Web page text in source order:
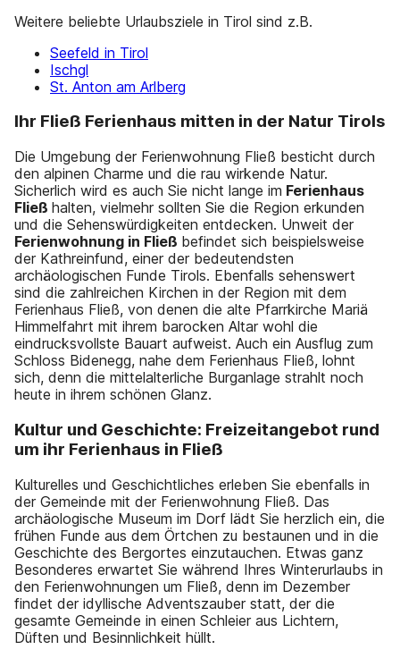
Weitere beliebte Urlaubsziele in Tirol sind z.B.
Seefeld in Tirol
Ischgl
St. Anton am Arlberg
Ihr Fließ Ferienhaus mitten in der Natur Tirols
Die Umgebung der Ferienwohnung Fließ besticht durch
den alpinen Charme und die rau wirkende Natur.
Sicherlich wird es auch Sie nicht lange im Ferienhaus
Fließ halten, vielmehr sollten Sie die Region erkunden
und die Sehenswürdigkeiten entdecken. Unweit der
Ferienwohnung in Fließ befindet sich beispielsweise
der Kathreinfund, einer der bedeutendsten
archäologischen Funde Tirols. Ebenfalls sehenswert
sind die zahlreichen Kirchen in der Region mit dem
Ferienhaus Fließ, von denen die alte Pfarrkirche Mariä
Himmelfahrt mit ihrem barocken Altar wohl die
eindrucksvollste Bauart aufweist. Auch ein Ausflug zum
Schloss Bidenegg, nahe dem Ferienhaus Fließ, lohnt
sich, denn die mittelalterliche Burganlage strahlt noch
heute in ihrem schönen Glanz.
Kultur und Geschichte: Freizeitangebot rund
um ihr Ferienhaus in Fließ
Kulturelles und Geschichtliches erleben Sie ebenfalls in
der Gemeinde mit der Ferienwohnung Fließ. Das
archäologische Museum im Dorf lädt Sie herzlich ein, die
frühen Funde aus dem Örtchen zu bestaunen und in die
Geschichte des Bergortes einzutauchen. Etwas ganz
Besonderes erwartet Sie während Ihres Winterurlaubs in
den Ferienwohnungen um Fließ, denn im Dezember
findet der idyllische Adventszauber statt, der die
gesamte Gemeinde in einen Schleier aus Lichtern,
Düften und Besinnlichkeit hüllt.